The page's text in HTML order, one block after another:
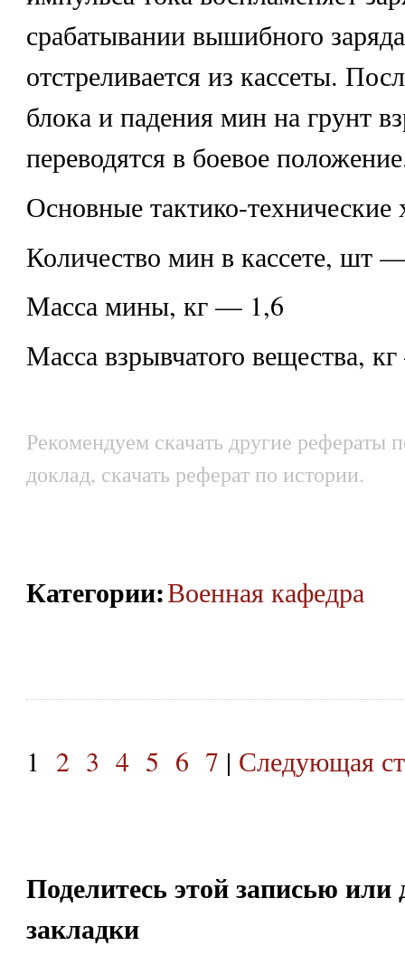
срабатывании вышибного
отстреливается из кассеты.
блока и падения мин на грунт
переводятся в боевое
Основные тактико-технические
Количество мин в кассете, шт
Масса мины, кг — 1,6
Масса взрывчатого вещества,
Рекомендуем скачать другие рефераты
доклад, скачать реферат по истории.
Категории:Военная кафедра
1 2 3 4 5 6 7 | Следующая
Поделитесь этой записью или
закладки